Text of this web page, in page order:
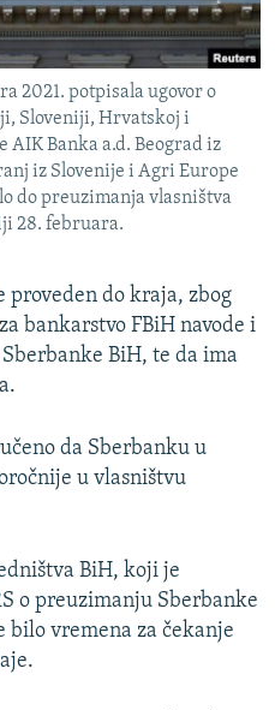
2021. potpisala ugovor o
Sloveniji, Hrvatskoj i
Banka a.d. Beograd iz
iz Slovenije i Agri Europe
do preuzimanja vlasništva
28. februara.
proveden do kraja, zbog
bankarstvo FBiH navode i
BiH, te da ima
da Sberbanku u
u vlasništvu
BiH, koji je
o preuzimanju Sberbanke
bilo vremena za čekanje